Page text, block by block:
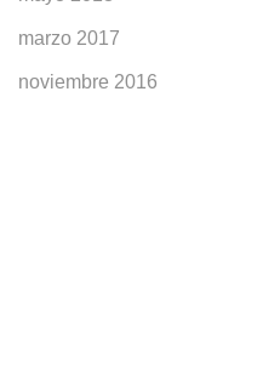
marzo 2017
noviembre 2016